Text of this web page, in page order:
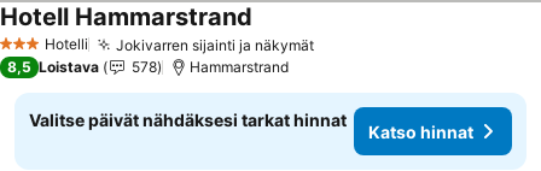
3 Tähtiluokitus
Hotelli Jokivarren sijainti ja näkymätKatso hinnat
Hotell Hammarstrand
8,5 Loistava 578 Hammarstrand
Valitse päivät nähdäksesi tarkat hinnat
Katso hinnat